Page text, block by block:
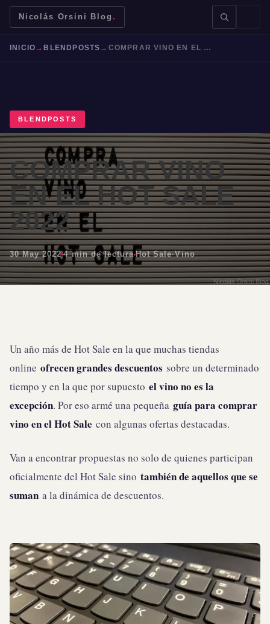
Nicolás Orsini Blog .
Mendoza Malbec Bodegas Jujuy
INICIO → BLENDPOSTS → COMPRAR VINO EN EL HOT SALE 2022
BLENDPOSTS
COMPRAR VINO
EN EL HOT SALE
2022
30 May 2022 4 min de lectura Hot Sale·Vino
Un año más de Hot Sale en la que muchas tiendas
online ofrecen grandes descuentos sobre un determinado
tiempo y en la que por supuesto el vino no es la
excepción. Por eso armé una pequeña guía para comprar
vino en el Hot Sale con algunas ofertas destacadas.
Van a encontrar propuestas no solo de quienes participan
oficialmente del Hot Sale sino también de aquellos que se
suman a la dinámica de descuentos.